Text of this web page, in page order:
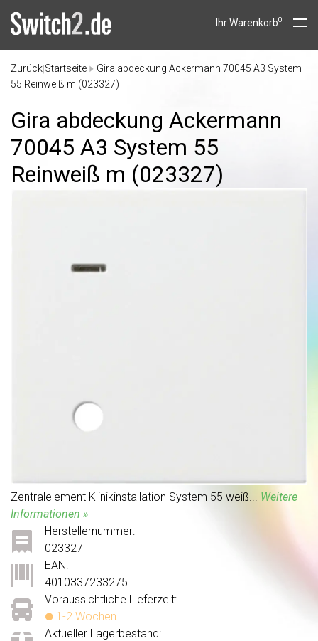
Ihr Warenkorb0
Zurück Startseite
Gira abdeckung Ackermann 70045 A3 System
55 Reinweiß m (023327)
Gira abdeckung Ackermann
70045 A3 System 55
Reinweiß m (023327)
Zentralelement Klinikinstallation System 55 weiß... Weitere
Informationen »
Voraussichtliche Lieferzeit:
1-2 Wochen
Aktueller Lagerbestand:
Herstellernummer:
023327
EAN:
4010337233275